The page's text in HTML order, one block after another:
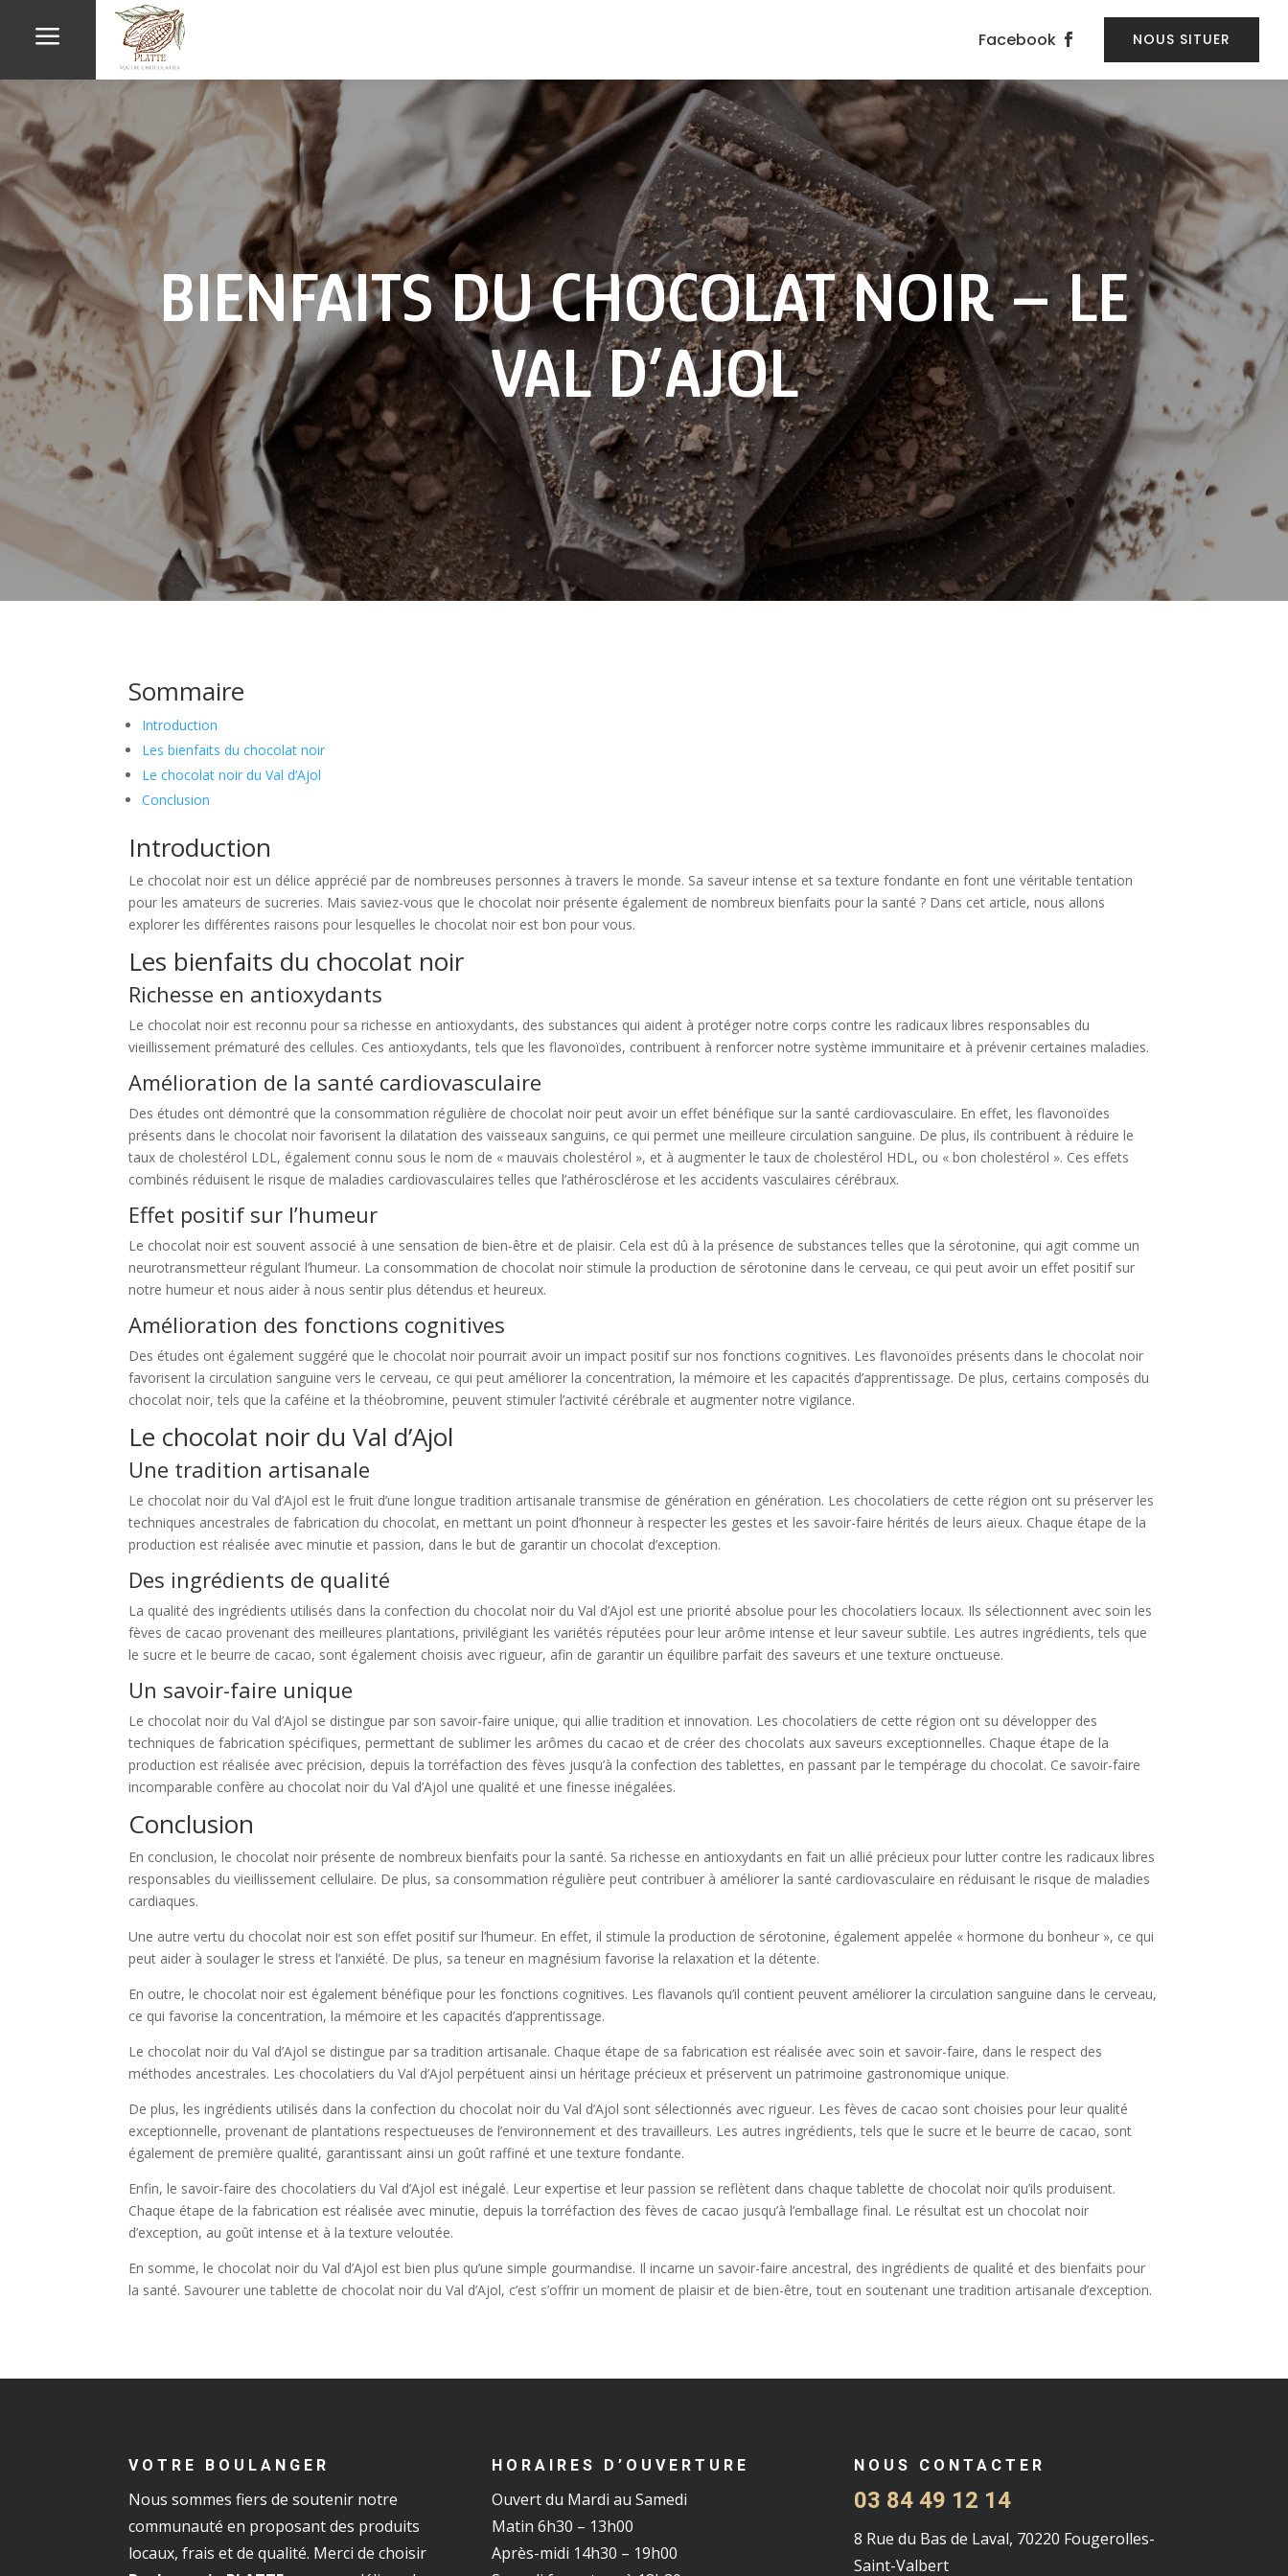
a Facebook NOUS SITUER
BIENFAITS DU CHOCOLAT NOIR – LE
VAL D’AJOL
Sommaire
Introduction
Les bienfaits du chocolat noir
Le chocolat noir du Val d’Ajol
Conclusion
Introduction
Le chocolat noir est un délice apprécié par de nombreuses personnes à travers le monde. Sa saveur intense et sa texture fondante en font une véritable tentation
pour les amateurs de sucreries. Mais saviez-vous que le chocolat noir présente également de nombreux bienfaits pour la santé ? Dans cet article, nous allons
explorer les différentes raisons pour lesquelles le chocolat noir est bon pour vous.
Les bienfaits du chocolat noir
Richesse en antioxydants
Le chocolat noir est reconnu pour sa richesse en antioxydants, des substances qui aident à protéger notre corps contre les radicaux libres responsables du
vieillissement prématuré des cellules. Ces antioxydants, tels que les flavonoïdes, contribuent à renforcer notre système immunitaire et à prévenir certaines maladies.
Amélioration de la santé cardiovasculaire
Des études ont démontré que la consommation régulière de chocolat noir peut avoir un effet bénéfique sur la santé cardiovasculaire. En effet, les flavonoïdes
présents dans le chocolat noir favorisent la dilatation des vaisseaux sanguins, ce qui permet une meilleure circulation sanguine. De plus, ils contribuent à réduire le
taux de cholestérol LDL, également connu sous le nom de « mauvais cholestérol », et à augmenter le taux de cholestérol HDL, ou « bon cholestérol ». Ces effets
combinés réduisent le risque de maladies cardiovasculaires telles que l’athérosclérose et les accidents vasculaires cérébraux.
Effet positif sur l’humeur
Le chocolat noir est souvent associé à une sensation de bien-être et de plaisir. Cela est dû à la présence de substances telles que la sérotonine, qui agit comme un
neurotransmetteur régulant l’humeur. La consommation de chocolat noir stimule la production de sérotonine dans le cerveau, ce qui peut avoir un effet positif sur
notre humeur et nous aider à nous sentir plus détendus et heureux.
Amélioration des fonctions cognitives
Des études ont également suggéré que le chocolat noir pourrait avoir un impact positif sur nos fonctions cognitives. Les flavonoïdes présents dans le chocolat noir
favorisent la circulation sanguine vers le cerveau, ce qui peut améliorer la concentration, la mémoire et les capacités d’apprentissage. De plus, certains composés du
chocolat noir, tels que la caféine et la théobromine, peuvent stimuler l’activité cérébrale et augmenter notre vigilance.
Le chocolat noir du Val d’Ajol
Une tradition artisanale
Le chocolat noir du Val d’Ajol est le fruit d’une longue tradition artisanale transmise de génération en génération. Les chocolatiers de cette région ont su préserver les
techniques ancestrales de fabrication du chocolat, en mettant un point d’honneur à respecter les gestes et les savoir-faire hérités de leurs aïeux. Chaque étape de la
production est réalisée avec minutie et passion, dans le but de garantir un chocolat d’exception.
Des ingrédients de qualité
La qualité des ingrédients utilisés dans la confection du chocolat noir du Val d’Ajol est une priorité absolue pour les chocolatiers locaux. Ils sélectionnent avec soin les
fèves de cacao provenant des meilleures plantations, privilégiant les variétés réputées pour leur arôme intense et leur saveur subtile. Les autres ingrédients, tels que
le sucre et le beurre de cacao, sont également choisis avec rigueur, afin de garantir un équilibre parfait des saveurs et une texture onctueuse.
Un savoir-faire unique
Le chocolat noir du Val d’Ajol se distingue par son savoir-faire unique, qui allie tradition et innovation. Les chocolatiers de cette région ont su développer des
techniques de fabrication spécifiques, permettant de sublimer les arômes du cacao et de créer des chocolats aux saveurs exceptionnelles. Chaque étape de la
production est réalisée avec précision, depuis la torréfaction des fèves jusqu’à la confection des tablettes, en passant par le tempérage du chocolat. Ce savoir-faire
incomparable confère au chocolat noir du Val d’Ajol une qualité et une finesse inégalées.
Conclusion
En conclusion, le chocolat noir présente de nombreux bienfaits pour la santé. Sa richesse en antioxydants en fait un allié précieux pour lutter contre les radicaux libres
responsables du vieillissement cellulaire. De plus, sa consommation régulière peut contribuer à améliorer la santé cardiovasculaire en réduisant le risque de maladies
cardiaques.
Une autre vertu du chocolat noir est son effet positif sur l’humeur. En effet, il stimule la production de sérotonine, également appelée « hormone du bonheur », ce qui
peut aider à soulager le stress et l’anxiété. De plus, sa teneur en magnésium favorise la relaxation et la détente.
En outre, le chocolat noir est également bénéfique pour les fonctions cognitives. Les flavanols qu’il contient peuvent améliorer la circulation sanguine dans le cerveau,
ce qui favorise la concentration, la mémoire et les capacités d’apprentissage.
Le chocolat noir du Val d’Ajol se distingue par sa tradition artisanale. Chaque étape de sa fabrication est réalisée avec soin et savoir-faire, dans le respect des
méthodes ancestrales. Les chocolatiers du Val d’Ajol perpétuent ainsi un héritage précieux et préservent un patrimoine gastronomique unique.
De plus, les ingrédients utilisés dans la confection du chocolat noir du Val d’Ajol sont sélectionnés avec rigueur. Les fèves de cacao sont choisies pour leur qualité
exceptionnelle, provenant de plantations respectueuses de l’environnement et des travailleurs. Les autres ingrédients, tels que le sucre et le beurre de cacao, sont
également de première qualité, garantissant ainsi un goût raffiné et une texture fondante.
Enfin, le savoir-faire des chocolatiers du Val d’Ajol est inégalé. Leur expertise et leur passion se reflètent dans chaque tablette de chocolat noir qu’ils produisent.
Chaque étape de la fabrication est réalisée avec minutie, depuis la torréfaction des fèves de cacao jusqu’à l’emballage final. Le résultat est un chocolat noir
d’exception, au goût intense et à la texture veloutée.
En somme, le chocolat noir du Val d’Ajol est bien plus qu’une simple gourmandise. Il incarne un savoir-faire ancestral, des ingrédients de qualité et des bienfaits pour
la santé. Savourer une tablette de chocolat noir du Val d’Ajol, c’est s’offrir un moment de plaisir et de bien-être, tout en soutenant une tradition artisanale d’exception.
VOTRE BOULANGER
Nous sommes fiers de soutenir notre
communauté en proposant des produits
locaux, frais et de qualité. Merci de choisir
HORAIRES D’OUVERTURE
Ouvert du Mardi au Samedi
Matin 6h30 – 13h00
Après-midi 14h30 – 19h00
NOUS CONTACTER
03 84 49 12 14
8 Rue du Bas de Laval, 70220 Fougerolles-
Saint-Valbert